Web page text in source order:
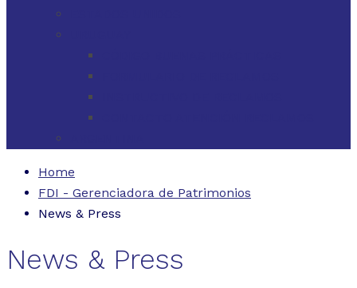
Home
FDI - Gerenciadora de Patrimonios
News & Press
News & Press